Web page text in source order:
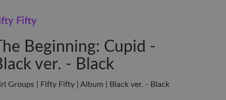
Fifty
Beginning: Cupid -
ver. - Black
Groups | Fifty Fifty | Album | Black ver. - Black